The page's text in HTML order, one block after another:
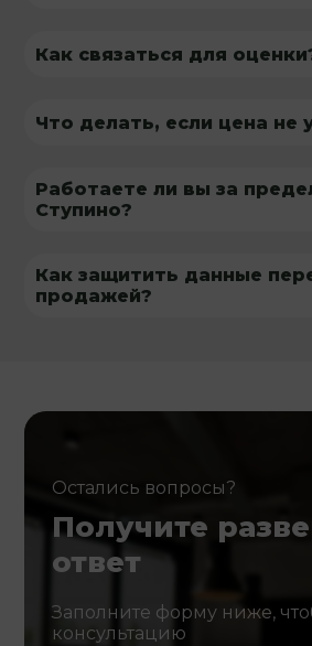
Как связаться для
Что делать, если цена не
Работаете ли вы за
Ступино?
Как защитить данные
продажей?
Остались вопросы?
Получите
ответ
Заполните форму ниже,
консультацию